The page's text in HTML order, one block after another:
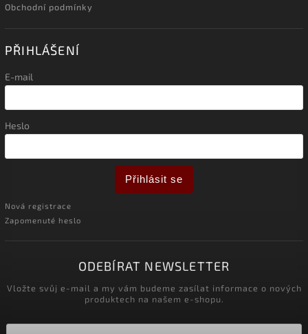
Obchodní podmínky
PŘIHLÁŠENÍ
E-mail
Heslo
Přihlásit se
Nová registrace
Zapomenuté heslo
ODEBÍRAT NEWSLETTER
Vložte svůj e-mail a my vám budeme zasílat informace o nových
produktech na našem e-shopu.